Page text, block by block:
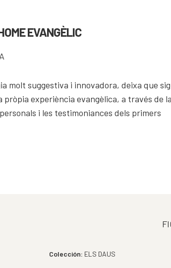
EVANGÈLIC
molt suggestiva i innovadora, deixa que
experiència evangèlica, a través de la
i les testimoniances dels primers
Colección: ELS DAUS